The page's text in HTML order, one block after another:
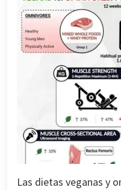
Las dietas veganas y